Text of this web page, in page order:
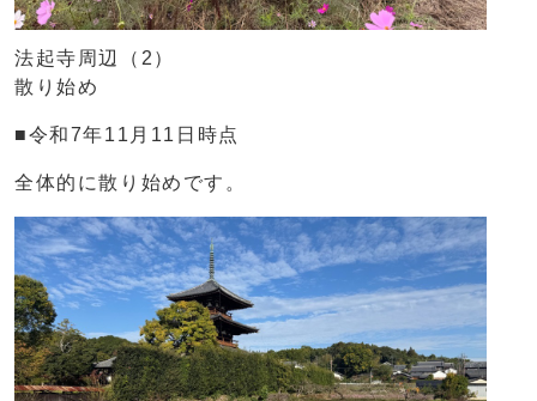
法起寺周辺（2）
散り始め
■令和7年11月11日時点
全体的に散り始めです。